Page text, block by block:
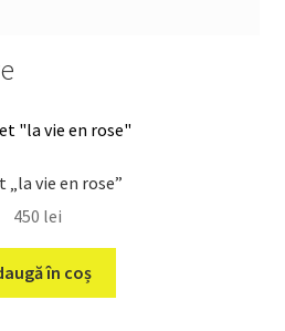
„la vie en rose”
450 lei
în coș